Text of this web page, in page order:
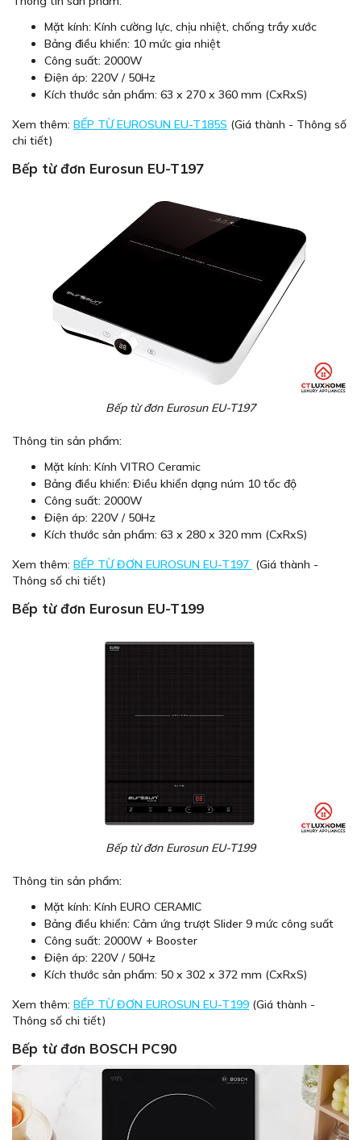
Mặt kính: Kính cường lực, chịu nhiệt, chống trầy xước
Bảng điều khiển: 10 mức gia nhiệt
Công suất: 2000W
Điện áp: 220V / 50Hz
Kích thước sản phẩm: 63 x 270 x 360 mm (CxRxS)
Xem thêm: BẾP TỪ EUROSUN EU-T185S (Giá thành - Thông số
chi tiết)
Bếp từ đơn Eurosun EU-T197
Bếp từ đơn Eurosun EU-T197
Thông tin sản phẩm:
Mặt kính: Kính VITRO Ceramic
Bảng điều khiển: Điều khiển dạng núm 10 tốc độ
Công suất: 2000W
Điện áp: 220V / 50Hz
Kích thước sản phẩm: 63 x 280 x 320 mm (CxRxS)
Xem thêm: BẾP TỪ ĐƠN EUROSUN EU-T197 (Giá thành -
Thông số chi tiết)
Bếp từ đơn Eurosun EU-T199
Bếp từ đơn Eurosun EU-T199
Thông tin sản phẩm:
Mặt kính: Kính EURO CERAMIC
Bảng điều khiển: Cảm ứng trượt Slider 9 mức công suất
Công suất: 2000W + Booster
Điện áp: 220V / 50Hz
Kích thước sản phẩm: 50 x 302 x 372 mm (CxRxS)
Xem thêm: BẾP TỪ ĐƠN EUROSUN EU-T199 (Giá thành -
Thông số chi tiết)
Bếp từ đơn BOSCH PC90